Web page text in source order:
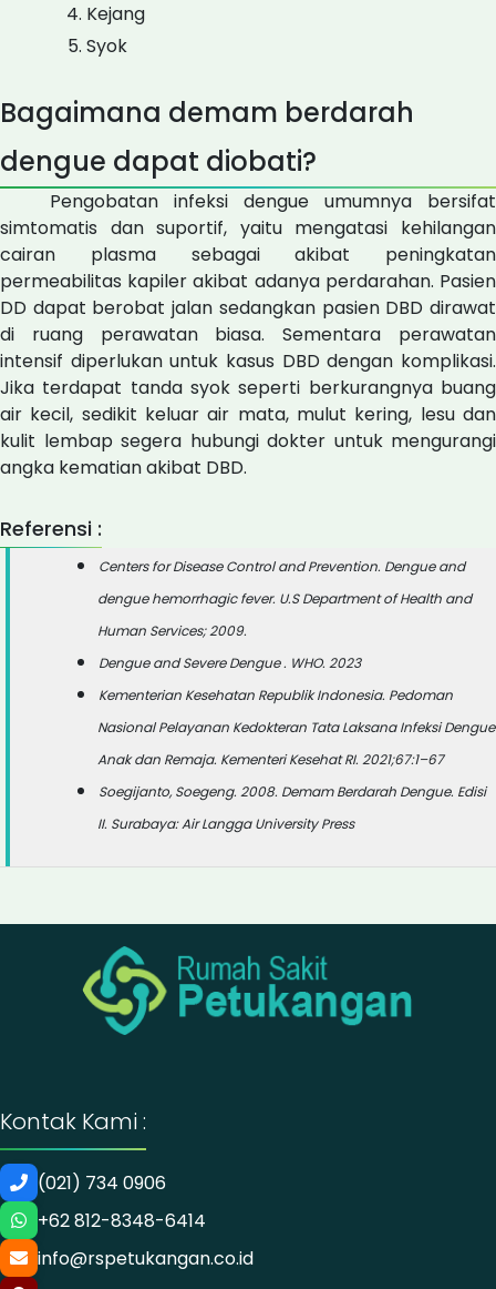
Kejang
Syok
Bagaimana demam berdarah
dengue dapat diobati?
Pengobatan infeksi dengue umumnya bersifat
simtomatis dan suportif, yaitu mengatasi kehilangan
cairan plasma sebagai akibat peningkatan
permeabilitas kapiler akibat adanya perdarahan. Pasien
DD dapat berobat jalan sedangkan pasien DBD dirawat
di ruang perawatan biasa. Sementara perawatan
intensif diperlukan untuk kasus DBD dengan komplikasi.
Jika terdapat tanda syok seperti berkurangnya buang
air kecil, sedikit keluar air mata, mulut kering, lesu dan
kulit lembap segera hubungi dokter untuk mengurangi
angka kematian akibat DBD.
Referensi :
Centers for Disease Control and Prevention. Dengue and
dengue hemorrhagic fever. U.S Department of Health and
Human Services; 2009.
Dengue and Severe Dengue . WHO. 2023
Kementerian Kesehatan Republik Indonesia. Pedoman
Nasional Pelayanan Kedokteran Tata Laksana Infeksi Dengue
Anak dan Remaja. Kementeri Kesehat RI. 2021;67:1–67
Soegijanto, Soegeng. 2008. Demam Berdarah Dengue. Edisi
II. Surabaya: Air Langga University Press
Kontak Kami :
(021) 734 0906
+62 812-8348-6414
info@rspetukangan.co.id